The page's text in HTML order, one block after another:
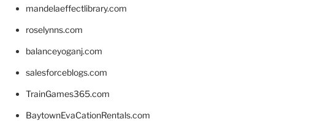
mandelaeffectlibrary.com
roselynns.com
balanceyoganj.com
salesforceblogs.com
TrainGames365.com
BaytownEvaCationRentals.com